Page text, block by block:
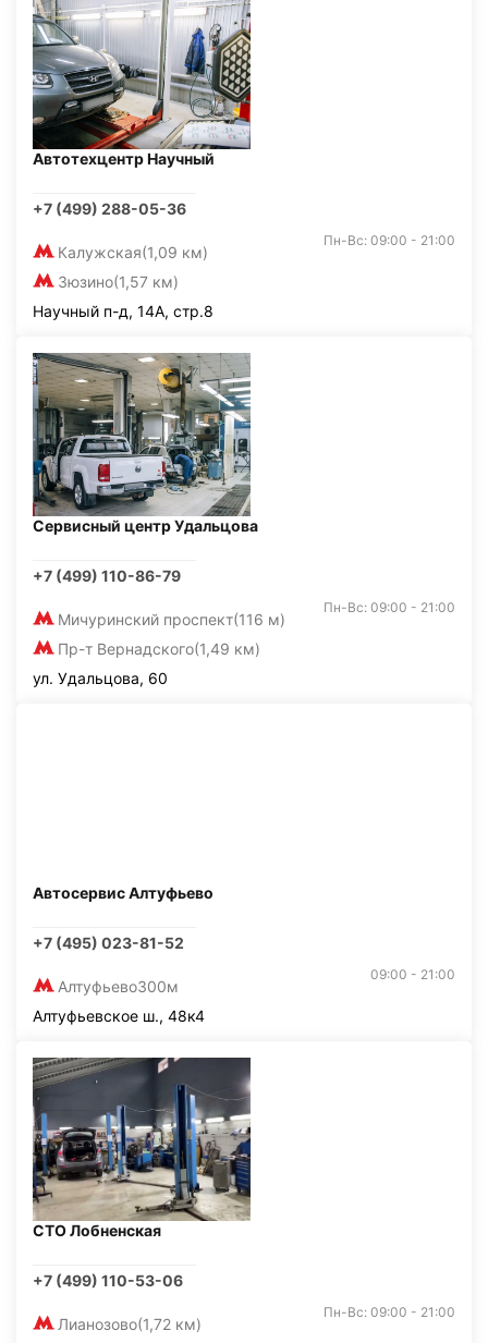
Автотехцентр Научный
+7 (499) 288-05-36
Калужская(1,09 км)
Зюзино(1,57 км)
Пн-Вс: 09:00 - 21:00
Научный п-д, 14А, стр.8
Сервисный центр Удальцова
+7 (499) 110-86-79
Мичуринский проспект(116 м)
Пр-т Вернадского(1,49 км)
Пн-Вс: 09:00 - 21:00
ул. Удальцова, 60
Автосервис Алтуфьево
+7 (495) 023-81-52
Алтуфьево300м
09:00 - 21:00
Алтуфьевское ш., 48к4
СТО Лобненская
+7 (499) 110-53-06
Лианозово(1,72 км)
Пн-Вс: 09:00 - 21:00